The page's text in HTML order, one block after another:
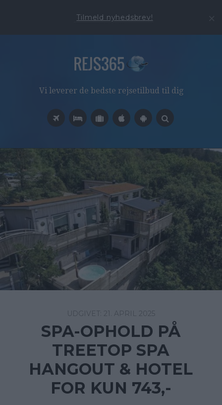
Tilmeld nyhedsbrev!
Vi leverer de bedste rejsetilbud til dig
21. APRIL 2025
SPA-OPHOLD PÅ
TREETOP SPA
HANGOUT & HOTEL
FOR KUN 743,-